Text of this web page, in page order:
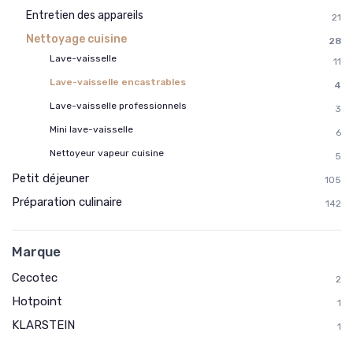
Entretien des appareils 21
Nettoyage cuisine
28
Lave-vaisselle
11
Lave-vaisselle encastrables
4
Lave-vaisselle professionnels
3
Mini lave-vaisselle
6
Nettoyeur vapeur cuisine
5
Petit déjeuner 105
Préparation culinaire 142
Marque
Cecotec 2
Hotpoint 1
KLARSTEIN 1